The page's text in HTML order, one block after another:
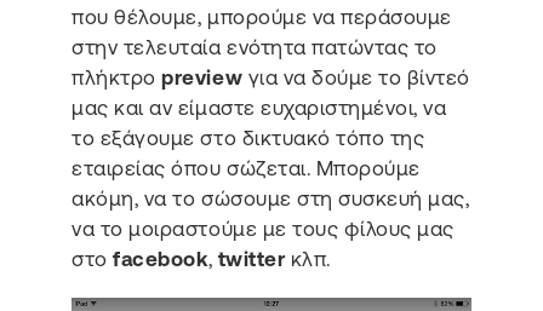
που θέλουμε, μπορούμε να περάσουμε
στην τελευταία ενότητα πατώντας το
πλήκτροpreview για να δούμε το βίντεό
μας και αν είμαστε ευχαριστημένοι, να
το εξάγουμε στο δικτυακό τόπο της
εταιρείας όπου σώζεται. Μπορούμε
ακόμη, να το σώσουμε στη συσκευή μας,
να το μοιραστούμε με τους φίλους μας
στοfacebook, twitter κλπ.